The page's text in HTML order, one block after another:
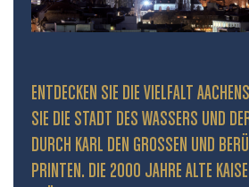
ENTDECKEN SIE DIE VIELFALT
IE DIE STADT DES WASSERS UND DER
URCH KARL DEN GROSSEN UND
INTEN. DIE 2000 JAHRE ALTE